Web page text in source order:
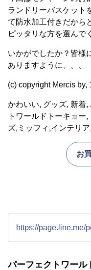
ランドリーバスケット
て防水加工付きだから
ピッタリな方を選んで
いかがでしたか？皆様
ありますように、、、
(c) copyright Mercis by,
かわいい, グッズ, 新着
トワールドトーキョー
ズ,ミッフィ,インテリ
お
https://page.line.me/
パーフェクトワール